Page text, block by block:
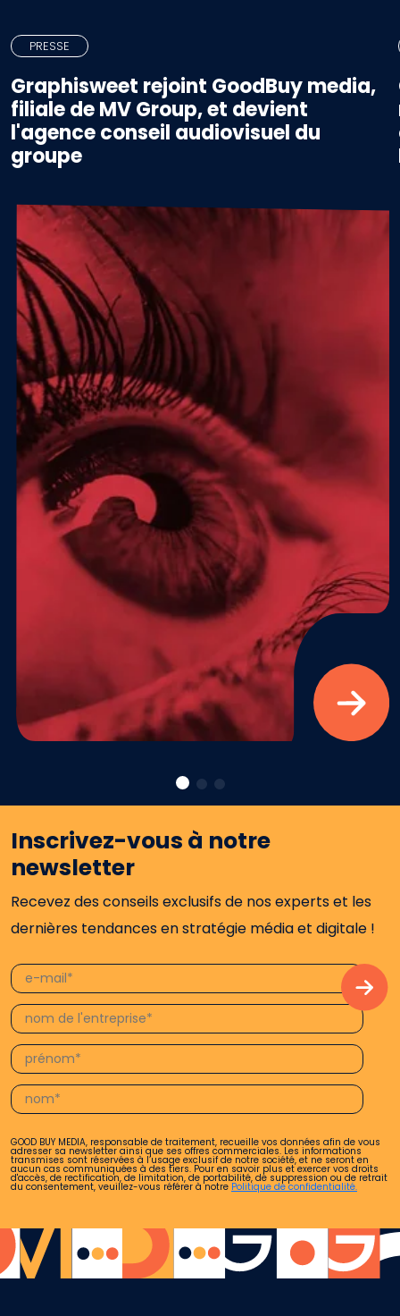
PRESSE
Graphisweet rejoint GoodBuy media,
filiale de MV Group, et devient
l'agence conseil audiovisuel du
groupe
Inscrivez-vous à notre
newsletter
Recevez des conseils exclusifs de nos experts et les
dernières tendances en stratégie média et digitale !
GOOD BUY MEDIA, responsable de traitement, recueille vos données afin de vous
adresser sa newsletter ainsi que ses offres commerciales. Les informations
transmises sont réservées à l’usage exclusif de notre société, et ne seront en
aucun cas communiquées à des tiers. Pour en savoir plus et exercer vos droits
d'accès, de rectification, de limitation, de portabilité, de suppression ou de retrait
du consentement, veuillez-vous référer à notre Politique de confidentialité.